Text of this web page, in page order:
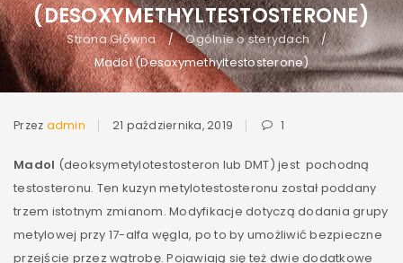
(DESOXYMETHYLTESTOSTERONE)
Strona Główna / Ogólnie o sterydach /
Madol (Desoxymethyltestosterone)
Przez admin 21 października, 2019 1
Madol (deoksymetylotestosteron lub DMT) jest pochodną
testosteronu. Ten kuzyn metylotestosteronu został poddany
trzem istotnym zmianom. Modyfikacje dotyczą dodania grupy
metylowej przy 17-alfa węgla, po to by umożliwić bezpieczne
przejście przez wątrobę. Pojawiają się też dwie dodatkowe